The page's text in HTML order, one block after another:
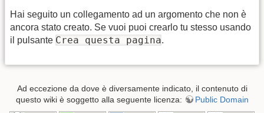
Hai seguito un collegamento ad un argomento che non è
ancora stato creato. Se vuoi puoi crearlo tu stesso usando
il pulsante Crea questa pagina.
Ad eccezione da dove è diversamente indicato, il contenuto di
questo wiki è soggetto alla seguente licenza:
Public Domain